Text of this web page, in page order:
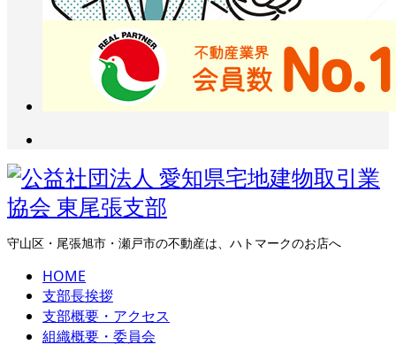
守山区・尾張旭市・瀬戸市の不動産は、ハトマークのお店へ
HOME
支部長挨拶
支部概要・アクセス
組織概要・委員会